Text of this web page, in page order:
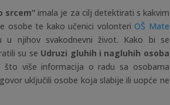
srcem“ imala je za cilj detektirati s kakvim
osobe te kako učenici volonteriOŠ Mate
u njihov svakodnevni život. Kako bi se
su se Udruzi gluhih i nagluhih osoba
što više informacija o radu sa osobama
uključili osobe koja slabije ili uopće ne